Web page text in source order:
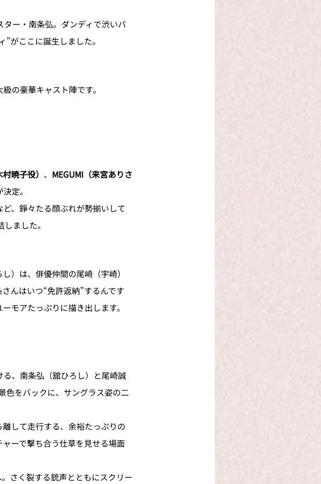
ー・南条弘。ダンディで渋いパ
がここに誕生しました。
の豪華キャスト陣です。
暁子役） 、 MEGUMI（来宮ありさ
決定。
ど、錚々たる顔ぶれが勢揃いして
ました。
）は、俳優仲間の尾崎（宇崎）
んはいつ“免許返納”するんです
モアたっぷりに描き出します。
、南条弘（舘ひろし）と尾崎誠
色をバックに、サングラス姿の二
して走行する、余裕たっぷりの
ーで撃ち合う仕草を見せる場面
さく裂する銃声とともにスクリー